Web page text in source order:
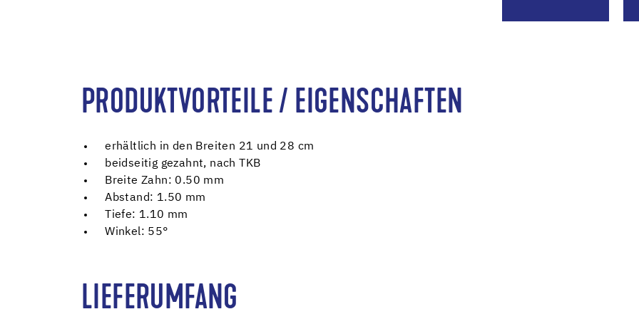
PRODUKTVORTEILE / EIGENSCHAFTEN
erhältlich in den Breiten 21 und 28 cm
beidseitig gezahnt, nach TKB
Breite Zahn: 0.50 mm
Abstand: 1.50 mm
Tiefe: 1.10 mm
Winkel: 55°
LIEFERUMFANG